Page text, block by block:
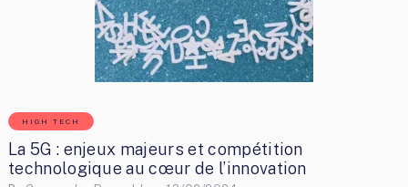
HIGH TECH
La 5G : enjeux majeurs et compétition
technologique au cœur de l’innovation